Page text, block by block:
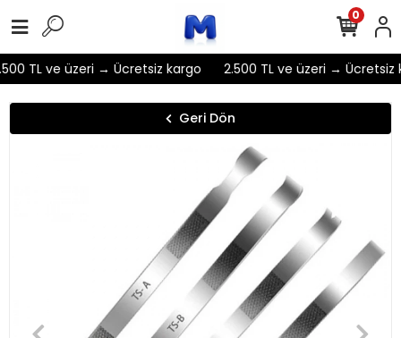
TL ve üzeri → Ücretsiz kargo 2.500 TL ve üzeri → Ücretsiz
0
Geri Dön